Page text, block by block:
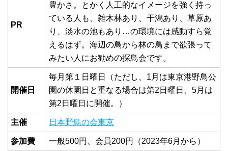
PR
豊かさ。とかく人工的なイメージを強く持っ
ている人も、雑木林あり、干潟あり、草原あ
り、淡水の池もあり…の環境には感動すら覚
えるはず。海辺の鳥から林の鳥まで欲張って
みたい人にお勧めの探鳥会です。
開催日
毎月第１日曜日（ただし、1月は東京港野鳥公
園の休園日と重なる場合は第2日曜日、5月は
第2日曜日に開催。）
主催 日本野鳥の会東京
参加費 一般500円、会員200円（2023年6月から）